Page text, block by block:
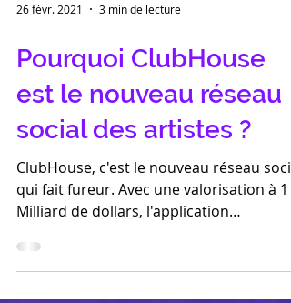
26 févr. 2021 3 min de lecture
Pourquoi ClubHouse
est le nouveau réseau
social des artistes ?
ClubHouse, c'est le nouveau réseau
qui fait fureur. Avec une valorisation à 1